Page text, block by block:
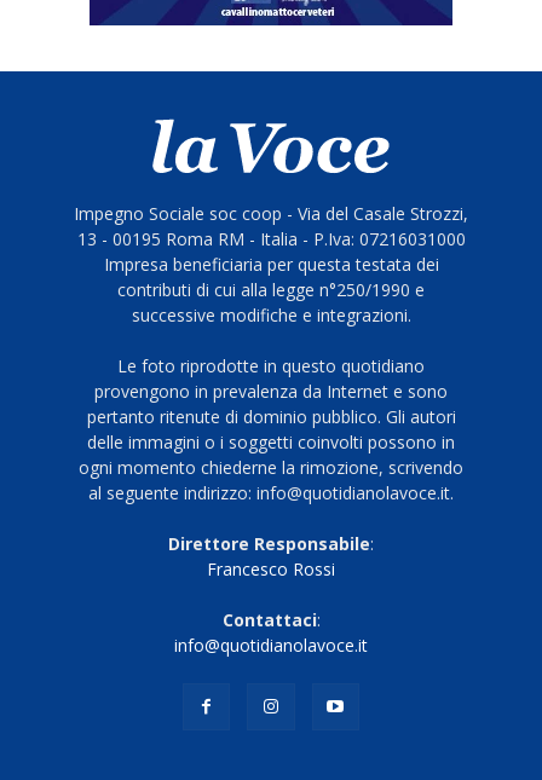
Impegno Sociale soc coop - Via del Casale Strozzi,
13 - 00195 Roma RM - Italia - P.Iva: 07216031000
Impresa beneficiaria per questa testata dei
contributi di cui alla legge n°250/1990 e
successive modifiche e integrazioni.
Le foto riprodotte in questo quotidiano
provengono in prevalenza da Internet e sono
pertanto ritenute di dominio pubblico. Gli autori
delle immagini o i soggetti coinvolti possono in
ogni momento chiederne la rimozione, scrivendo
al seguente indirizzo: info@quotidianolavoce.it.
Direttore Responsabile:
Francesco Rossi
Contattaci:
info@quotidianolavoce.it